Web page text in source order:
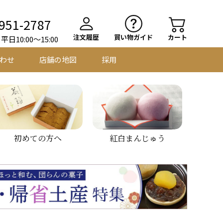
2787
日10:00～15:00 注文履歴 買い物ガイド カート
せ 店舗の地図 採用
初めての方へ 紅白まんじゅう